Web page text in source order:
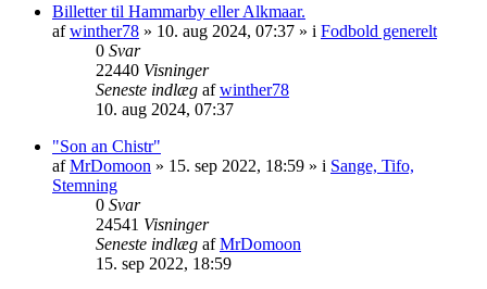
Billetter til Hammarby eller Alkmaar.
afwinther78 » 10. aug 2024, 07:37 » i Fodbold generelt
0 Svar
22440 Visninger
Seneste indlæg afwinther78
10. aug 2024, 07:37
"Son an Chistr"
afMrDomoon » 15. sep 2022, 18:59 » i Sange, Tifo,
Stemning
0 Svar
24541 Visninger
Seneste indlæg afMrDomoon
15. sep 2022, 18:59